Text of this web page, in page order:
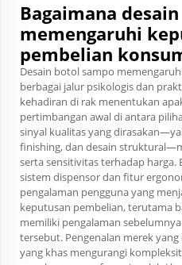
Bagaimana
memengaruhi
pembelian
Desain botol sampo
berbagai jalur psikologis dan
kehadiran di rak menentukan
pertimbangan awal di antara
sinyal kualitas yang
finishing, dan desain
serta sensitivitas terhadap harga.
sistem dispensor dan fitur
pengalaman pengguna yang
keputusan pembelian, terutama
memiliki pengalaman
tersebut. Pengenalan merek
yang khas mengurangi